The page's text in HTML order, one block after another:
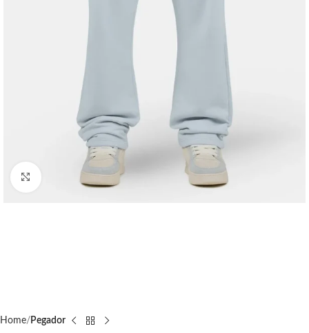
Click to enlarge
Home Pegador​